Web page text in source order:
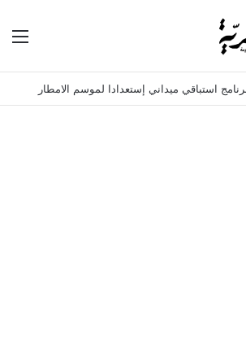
استباقي ميداني إستعدادا لموسم الامطار